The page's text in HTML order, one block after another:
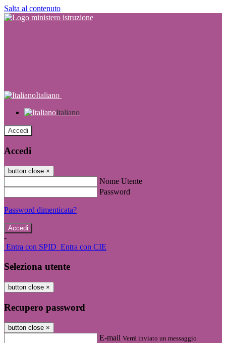
Salta al contenuto
Italiano
Italiano
Accedi
Accedi
button close ×
Nome Utente
Password
Password dimenticata?
-
Entra con SPID Entra con CIE
Seleziona utente
button close ×
Recupero password
button close ×
E-mail Verrà inviato un messaggio